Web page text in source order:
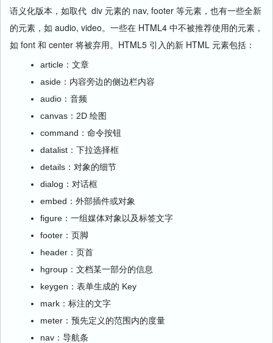
语义化版本，如取代 div 元素的 nav, footer 等元素，也有一些全新
的元素，如 audio, video。一些在 HTML4 中不被推荐使用的元素，
如 font 和 center 将被弃用。HTML5 引入的新 HTML 元素包括：
article：文章
aside：内容旁边的侧边栏内容
audio：音频
canvas：2D 绘图
command：命令按钮
datalist：下拉选择框
details：对象的细节
dialog：对话框
embed：外部插件或对象
figure：一组媒体对象以及标签文字
footer：页脚
header：页首
hgroup：文档某一部分的信息
keygen：表单生成的 Key
mark：标注的文字
meter：预先定义的范围内的度量
nav：导航条